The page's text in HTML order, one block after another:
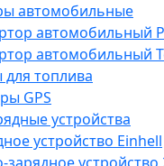
автомобильные
автомобильный
автомобильный
топлива
GPS
устройства
устройство Einhell